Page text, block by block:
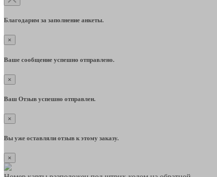
Благодарим за заполнение анкеты.
×
Ваше сообщение успешно отправлено.
×
Ваш Отзыв успешно отправлен.
×
Вы уже оставляли отзыв к этому заказу.
×